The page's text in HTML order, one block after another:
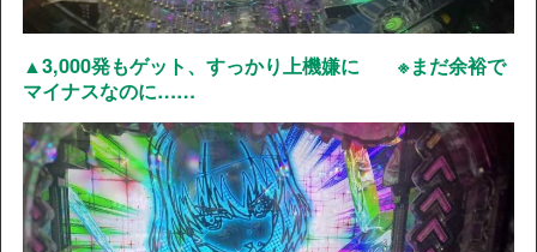
▲3,000発もゲット、すっかり上機嫌に ※まだ余裕で
マイナスなのに……